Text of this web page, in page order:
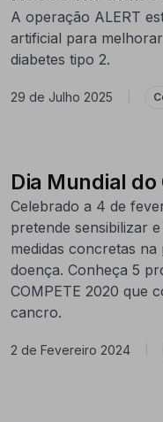
A operação ALERT
artificial para
diabetes tipo 2.
29 de Julho 2025
Dia Mundial do
Celebrado a 4 de
pretende sensibilizar
medidas concretas
doença. Conheça 5
COMPETE 2020 que
cancro.
2 de Fevereiro 2024